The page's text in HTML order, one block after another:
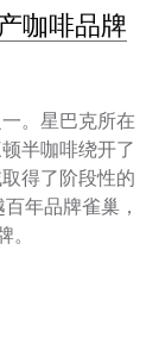
咖啡品牌
。星巴克所在
半咖啡绕开了
得了阶段性的
年品牌雀巢，